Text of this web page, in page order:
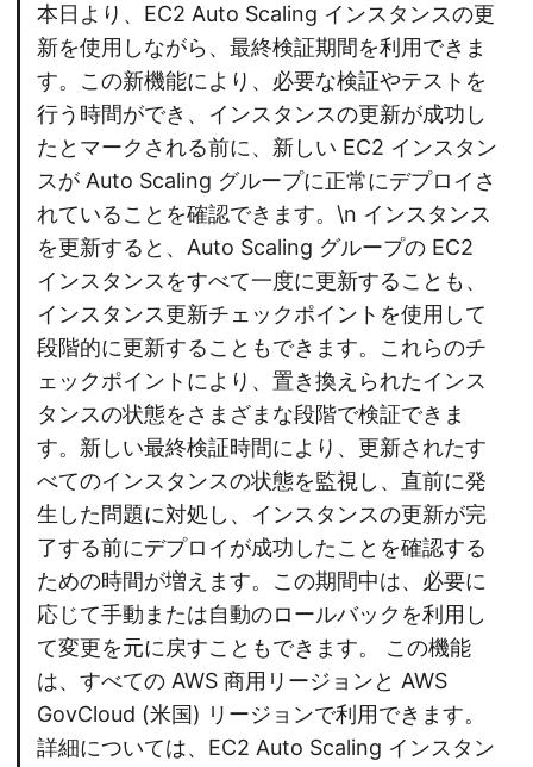
本日より、EC2 Auto Scaling インスタンスの更
新を使用しながら、最終検証期間を利用できま
す。この新機能により、必要な検証やテストを
行う時間ができ、インスタンスの更新が成功し
たとマークされる前に、新しい EC2 インスタン
スが Auto Scaling グループに正常にデプロイさ
れていることを確認できます。\n インスタンス
を更新すると、Auto Scaling グループの EC2
インスタンスをすべて一度に更新することも、
インスタンス更新チェックポイントを使用して
段階的に更新することもできます。これらのチ
ェックポイントにより、置き換えられたインス
タンスの状態をさまざまな段階で検証できま
す。新しい最終検証時間により、更新されたす
べてのインスタンスの状態を監視し、直前に発
生した問題に対処し、インスタンスの更新が完
了する前にデプロイが成功したことを確認する
ための時間が増えます。この期間中は、必要に
応じて手動または自動のロールバックを利用し
て変更を元に戻すこともできます。 この機能
は、すべての AWS 商用リージョンと AWS
GovCloud (米国) リージョンで利用できます。
詳細については、EC2 Auto Scaling インスタン